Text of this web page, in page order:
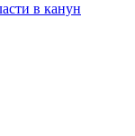
в канун